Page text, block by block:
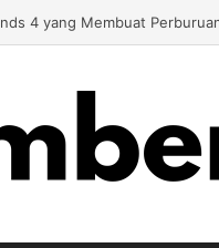
Siap Mengubah Cara